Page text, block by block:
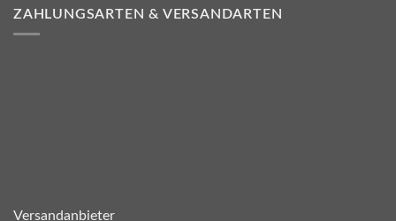
ZAHLUNGSARTEN & VERSANDARTEN
Versandanbieter